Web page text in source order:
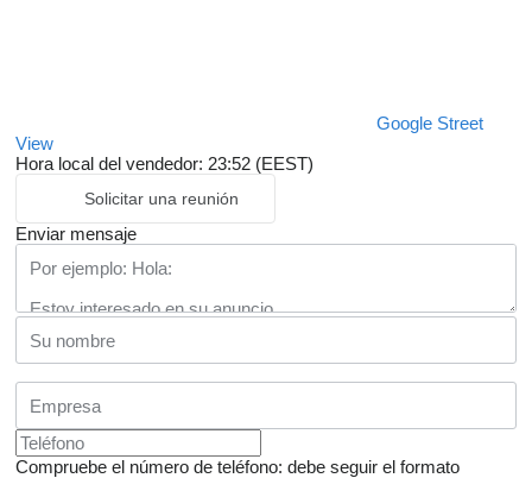
Google Street
View
Hora local del vendedor: 23:52 (EEST)
Solicitar una reunión
Enviar mensaje
Compruebe el número de teléfono: debe seguir el formato